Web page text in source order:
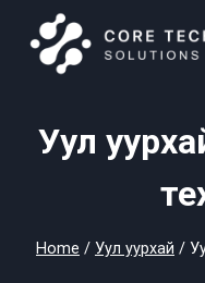
content
Уул
Home / Уул уурхай /